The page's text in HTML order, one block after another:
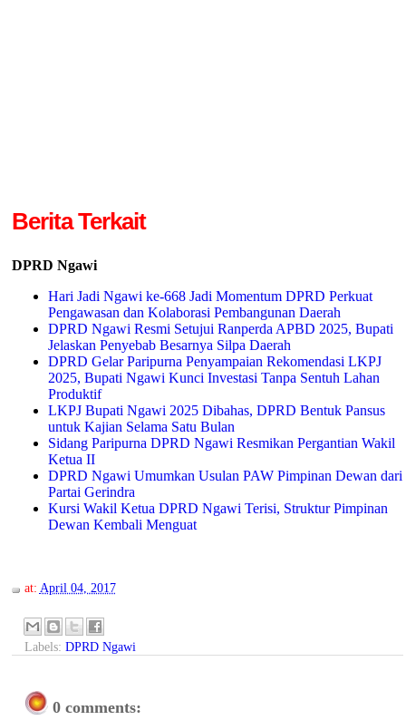
Berita Terkait
DPRD Ngawi
Hari Jadi Ngawi ke-668 Jadi Momentum DPRD Perkuat
Pengawasan dan Kolaborasi Pembangunan Daerah
DPRD Ngawi Resmi Setujui Ranperda APBD 2025, Bupati
Jelaskan Penyebab Besarnya Silpa Daerah
DPRD Gelar Paripurna Penyampaian Rekomendasi LKPJ
2025, Bupati Ngawi Kunci Investasi Tanpa Sentuh Lahan
Produktif
LKPJ Bupati Ngawi 2025 Dibahas, DPRD Bentuk Pansus
untuk Kajian Selama Satu Bulan
Sidang Paripurna DPRD Ngawi Resmikan Pergantian Wakil
Ketua II
DPRD Ngawi Umumkan Usulan PAW Pimpinan Dewan dari
Partai Gerindra
Kursi Wakil Ketua DPRD Ngawi Terisi, Struktur Pimpinan
Dewan Kembali Menguat
at: April 04, 2017
Labels: DPRD Ngawi
0 comments: